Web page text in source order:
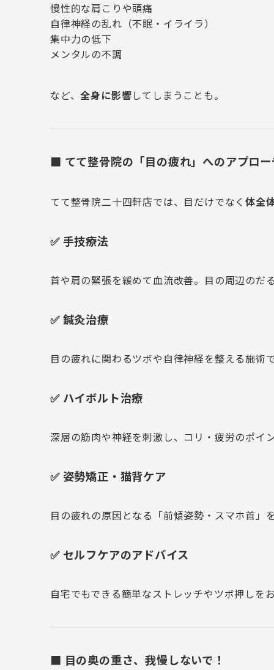
慢性的な肩こりや頭痛
自律神経の乱れ（不眠・イライラ）
集中力の低下
メンタルの不調
など、全身に影響してしまうことも。
■ てて整骨院の「目の疲れ」へのアプロー
てて整骨院二十四軒店では、目だけでなく体全
✅ 手技療法
首や肩の緊張を緩めて血流改善。目の周辺のだ
✅ 鍼灸治療
目の疲れに関わるツボや自律神経を整える施術で
✅ ハイボルト治療
深層の筋肉や神経を刺激し、コリ・疲労のポイ
✅ 姿勢矯正・猫背ケア
目の疲れの原因となる「前傾姿勢・スマホ首」を
✅ セルフケアのアドバイス
自宅でもできる簡単なストレッチやツボ押しをお
■ 目の奥の重さ、我慢しないで！